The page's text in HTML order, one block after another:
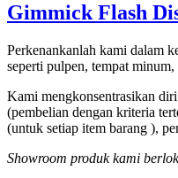
Gimmick Flash
Perkenankanlah kami dalam
seperti pulpen, tempat
Kami mengkonsentrasikan
(pembelian dengan kriteria
(untuk setiap item barang ),
Showroom produk kami